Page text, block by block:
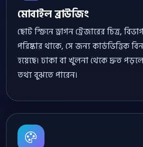
মোবাইল ব্রাউজিং
ছোট স্ক্রিনে ড্রাগন ট্রেজারের চিত্র,
পরিষ্কার থাকে, সে জন্য কার্ডভিত্তিক
হয়েছে। ঢাকা বা খুলনা থেকে দ্রুত
তথ্য বুঝতে পারেন।